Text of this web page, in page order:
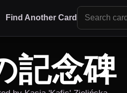
Find Another Card
記念碑